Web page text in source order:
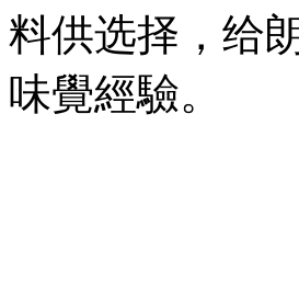
料供选择，给
味覺經驗。